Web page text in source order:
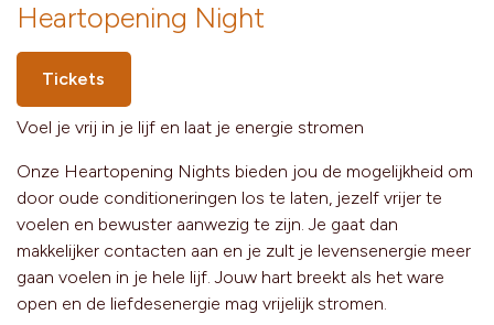
Heartopening Night
Tickets
Voel je vrij in je lijf en laat je energie stromen
Onze Heartopening Nights bieden jou de mogelijkheid om
door oude conditioneringen los te laten, jezelf vrijer te
voelen en bewuster aanwezig te zijn. Je gaat dan
makkelijker contacten aan en je zult je levensenergie meer
gaan voelen in je hele lijf. Jouw hart breekt als het ware
open en de liefdesenergie mag vrijelijk stromen.